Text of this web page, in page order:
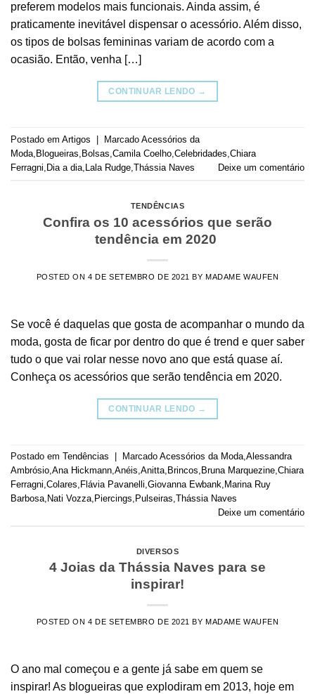
preferem modelos mais funcionais. Ainda assim, é
praticamente inevitável dispensar o acessório. Além disso,
os tipos de bolsas femininas variam de acordo com a
ocasião. Então, venha […]
CONTINUAR LENDO →
Postado em Artigos | Marcado Acessórios da
Moda Blogueiras Bolsas Camila Coelho Celebridades Chiara
Ferragni Dia a dia Lala Rudge Thássia Naves Deixe um comentário
TENDÊNCIAS
Confira os 10 acessórios que serão
tendência em 2020
POSTED ON4 DE SETEMBRO DE 2021 BYMADAME WAUFEN
Se você é daquelas que gosta de acompanhar o mundo da
moda, gosta de ficar por dentro do que é trend e quer saber
tudo o que vai rolar nesse novo ano que está quase aí.
Conheça os acessórios que serão tendência em 2020.
CONTINUAR LENDO →
Postado em Tendências Marcado Acessórios da Moda,Alessandra
Ambrósio,Ana Hickmann,Anéis,Anitta, Brincos, Bruna Marquezine,Chiara
Ferragni,Colares, Flávia Pavanelli,Giovanna Ewbank, Marina Ruy
Barbosa, Nati Vozza, Piercings, Pulseiras,Thássia Naves
Deixe um comentário
DIVERSOS
4 Joias da Thássia Naves para se
inspirar!
POSTED ON4 DE SETEMBRO DE 2021 BY MADAME WAUFEN
O ano mal começou e a gente já sabe em quem se
inspirar! As blogueiras que explodiram em 2013, hoje em